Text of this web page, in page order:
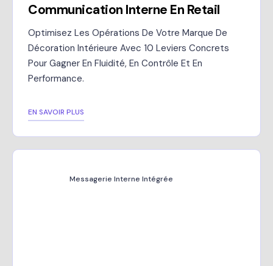
Communication Interne En Retail
Optimisez Les Opérations De Votre Marque De
Décoration Intérieure Avec 10 Leviers Concrets
Pour Gagner En Fluidité, En Contrôle Et En
Performance.
EN SAVOIR PLUS
Messagerie Interne Intégrée